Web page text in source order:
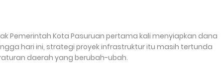
Pemerintah Kota Pasuruan pertama kali menyiapkan dana
hari ini, strategi proyek infrastruktur itu masih tertunda
daerah yang berubah-ubah.